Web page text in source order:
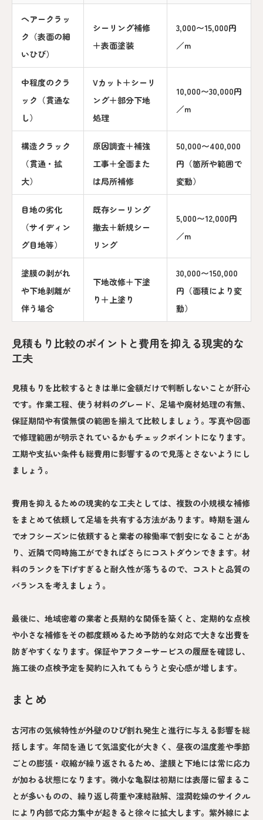
ヘアークラッ
ク（表面の細
いひび）
シーリング補修
＋表面塗装
3,000〜15,000円
／m
中程度のクラ
ック（貫通な
し）
Vカット＋シーリ
ング＋部分下地
処理
10,000〜30,000円
／m
構造クラック
（貫通・拡
大）
原因調査＋補強
工事＋全面また
は局所補修
50,000〜400,000
円（箇所や範囲で
変動）
目地の劣化
（サイディン
グ目地等）
既存シーリング
撤去＋新規シー
リング
5,000〜12,000円
／m
塗膜の剥がれ
や下地剥離が
伴う場合
下地改修＋下塗
り＋上塗り
30,000〜150,000
円（面積により変
動）
見積もり比較のポイントと費用を抑える現実的な
工夫
見積もりを比較するときは単に金額だけで判断しないことが肝心
です。作業工程、使う材料のグレード、足場や廃材処理の有無、
保証期間や有償無償の範囲を揃えて比較しましょう。写真や図面
で修理範囲が明示されているかもチェックポイントになります。
工期や支払い条件も総費用に影響するので見落とさないようにし
ましょう。
費用を抑えるための現実的な工夫としては、複数の小規模な補修
をまとめて依頼して足場を共有する方法があります。時期を選ん
でオフシーズンに依頼すると業者の稼働率で割安になることがあ
り、近隣で同時施工ができればさらにコストダウンできます。材
料のランクを下げすぎると耐久性が落ちるので、コストと品質の
バランスを考えましょう。
最後に、地域密着の業者と長期的な関係を築くと、定期的な点検
や小さな補修をその都度頼めるため予防的な対応で大きな出費を
防ぎやすくなります。保証やアフターサービスの履歴を確認し、
施工後の点検予定を契約に入れてもらうと安心感が増します。
まとめ
古河市の気候特性が外壁のひび割れ発生と進行に与える影響を総
括します。年間を通じて気温変化が大きく、昼夜の温度差や季節
ごとの膨張・収縮が繰り返されるため、塗膜と下地には常に応力
が加わる状態になります。微小な亀裂は初期には表層に留まるこ
とが多いものの、繰り返し荷重や凍結融解、湿潤乾燥のサイクル
により内部で応力集中が起きると徐々に拡大します。紫外線によ